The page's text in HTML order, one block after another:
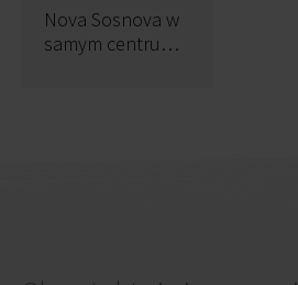
Nova Sosnova w
samym centrum